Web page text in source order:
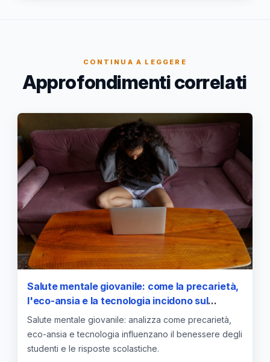
CONTINUA A LEGGERE
Approfondimenti correlati
Salute mentale giovanile: come la precarietà,
l'eco-ansia e la tecnologia incidono sul
benessere degli studenti
Salute mentale giovanile: analizza come precarietà,
eco-ansia e tecnologia influenzano il benessere degli
studenti e le risposte scolastiche.